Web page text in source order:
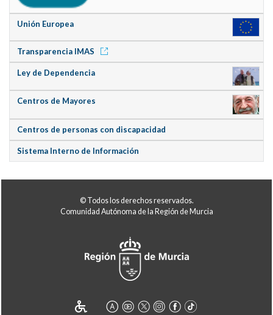
Unión Europea
Transparencia IMAS
Ley de Dependencia
Centros de Mayores
Centros de personas con discapacidad
Sistema Interno de Información
© Todos los derechos reservados.
Comunidad Autónoma de la Región de Murcia